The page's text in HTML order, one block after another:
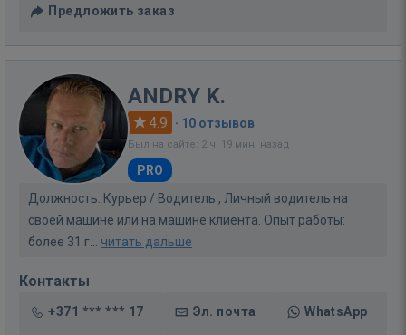
Предложить заказ
ANDRY K.
4.9 · 10 отзывов
Был на сайте: 2 ч. 19 мин. назад
PRO
Должность: Курьер / Водитель , Личный водитель на
своей машине или на машине клиента. Опыт работы:
более 31 г... читать дальше
Контакты
+371 *** *** 17 Эл. почта WhatsApp